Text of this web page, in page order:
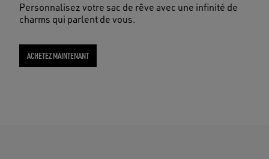
Personnalisez votre sac de rêve avec une infinité de
charms qui parlent de vous.
ACHETEZ MAINTENANT